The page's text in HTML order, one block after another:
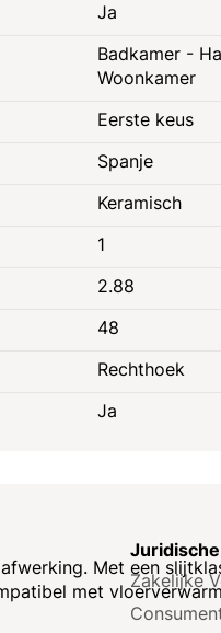
Ja
Badkamer -
Woonkamer
Eerste keus
Spanje
Keramisch
1
2.88
48
Rechthoek
Ja
Met een
met
Zakelijke